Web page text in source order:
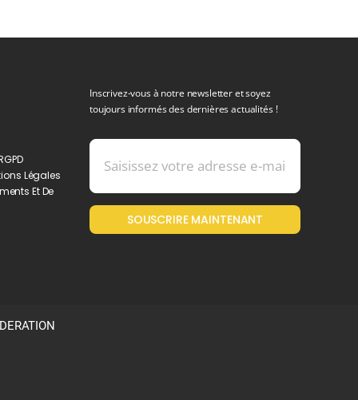
Légales
Et De
Inscrivez-vous à notre newsletter et soyez
toujours informés des dernières actualités !
SOUSCRIRE MAINTENANT